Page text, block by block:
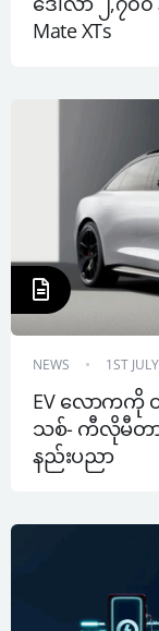
Mate XTs
NEWS 1ST
EV လောကကို
သစ်- ကီလိုမီတာ
နည်းပညာ